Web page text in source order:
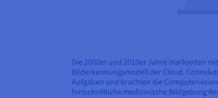
Die 2000er und 2010er Jahre markierten
Bilderkennungsmodell der Cloud.
Aufgaben und brachten die
fortschrittliche medizinische Bildgebung